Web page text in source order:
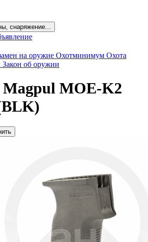
снаряжение...
на оружие Охотминимум Охота
Закон об оружии
Magpul MOE-K2